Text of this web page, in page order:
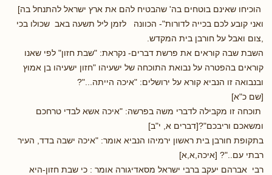
הוכיחו שאינם בוטחים בה' שהבטיח להם את ארץ ישראל להתנחל בה]
ואני קובע לכם בכייה לדורות"- הכוונה לזמן ליל תשעה באב שכולו בכי
,צום ואבל על חורבן בית המקדש.
השבת שבה קוראים את פרשת דברים- נקראת: "שבת חזון" לפי שאנו
קוראים בהפטרה על נבואת התוכחה של ישעיהו "חזון ישעיהו בן אמוץ
ובנבואה זו הנביא קורא על ירושלים: "איכה הייתה..."?
[שם כ"א]
תוכחה זו מקבילה לדברי משה בפרשה: "איכה אשא לבדי טרחכם
ומשאכם וריבכם"?[דברים א, י"ב]
בתקופת חורבן בית ראשון ירמיהו הנביא אומר: "איכה ישבה בדד, העיר
רבתי עם.."? [איכה,א,א]
רבי אברהם יעקב ברבי ישראל מסאדיגורה אומר : כי שבת חזון-היא